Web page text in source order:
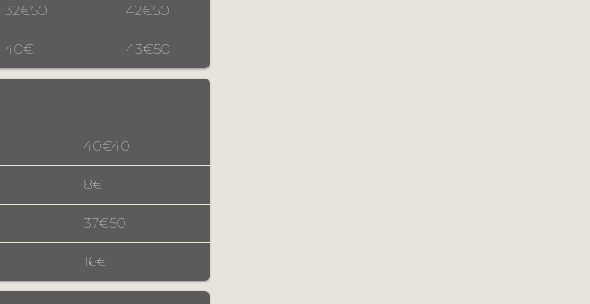
32€50 42€50
40€ 43€50
40€40
8€
37€50
16€